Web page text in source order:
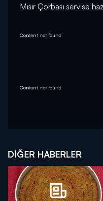
Mısır Çorbası servise
Content not found
Content not found
DIĞER HABERLER